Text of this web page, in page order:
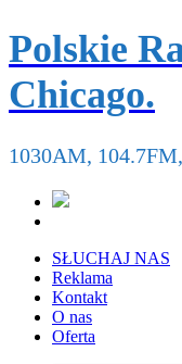
Polskie
Chicago.
1030AM,
SŁUCHAJ NAS
Reklama
Kontakt
O nas
Oferta